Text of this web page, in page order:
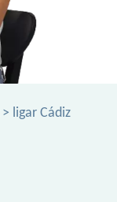
> ligar Cádiz